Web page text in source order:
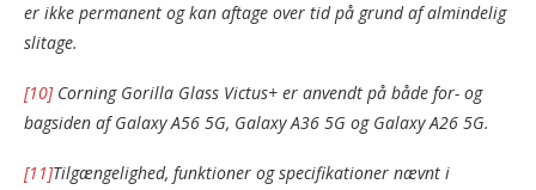
er ikke permanent og kan aftage over tid på grund af almindelig
slitage.
[10]Corning Gorilla Glass Victus+ er anvendt på både for- og
bagsiden af Galaxy A56 5G, Galaxy A36 5G og Galaxy A26 5G.
[11]Tilgængelighed, funktioner og specifikationer nævnt i